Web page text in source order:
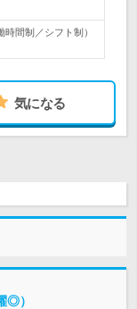
時間制／シフト制）
気になる
◎）